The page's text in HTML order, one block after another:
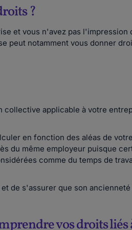
?
et vous n'avez pas
peut notamment vous donner
collective applicable à votre
en fonction des aléas de
du même employeur puisque
comme du temps de
de s'assurer que son
vos droits liés